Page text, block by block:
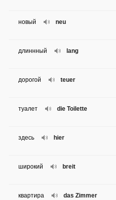
neu
новый
lang
длиннный
teuer
дорогой
die Toilette
туалет
hier
здесь
breit
широкий
das Zimmer
квартира